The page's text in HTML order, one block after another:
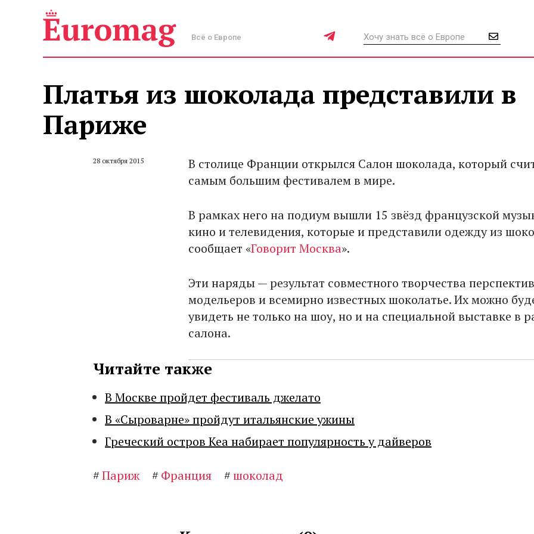
Всё о Европе
Платья из шоколада представили в
Париже
28 октября 2015
В столице Франции открылся Салон шоколада, который
самым большим фестивалем в мире.
В рамках него на подиум вышли 15 звёзд французской
кино и телевидения, которые и представили одежду из
сообщает «Говорит Москва».
Эти наряды — результат совместного творчества
модельеров и всемирно известных шоколатье. Их можно
увидеть не только на шоу, но и на специальной выставке в
салона.
Читайте также
В Москве пройдет фестиваль джелато
В «Сыроварне» пройдут итальянские ужины
Греческий остров Кеа набирает популярность у дайверов
#Париж # Франция #шоколад